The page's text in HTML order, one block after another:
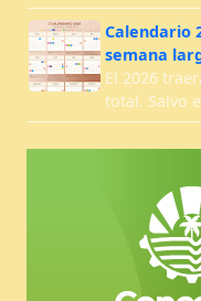
Calendario
semana
El 2026
total. Salvo